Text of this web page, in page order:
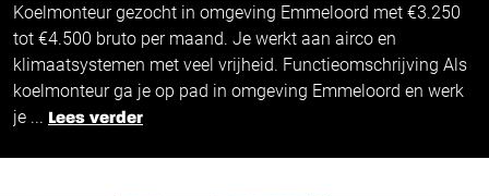
Koelmonteur gezocht in omgeving Emmeloord met €3.250
tot €4.500 bruto per maand. Je werkt aan airco en
klimaatsystemen met veel vrijheid. Functieomschrijving Als
koelmonteur ga je op pad in omgeving Emmeloord en werk
je ... Lees verder